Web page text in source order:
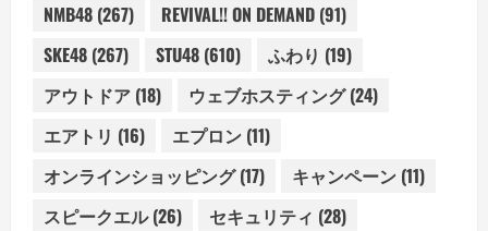
NMB48 (267) REVIVAL!! ON DEMAND (91)
SKE48 (267) STU48 (610) ふわり (19)
アウトドア (18) ウェブホスティング(24)
エアトリ (16) エプロン (11)
オンラインショッピング(17) キャンペーン (11)
スピークエル(26) セキュリティ (28)